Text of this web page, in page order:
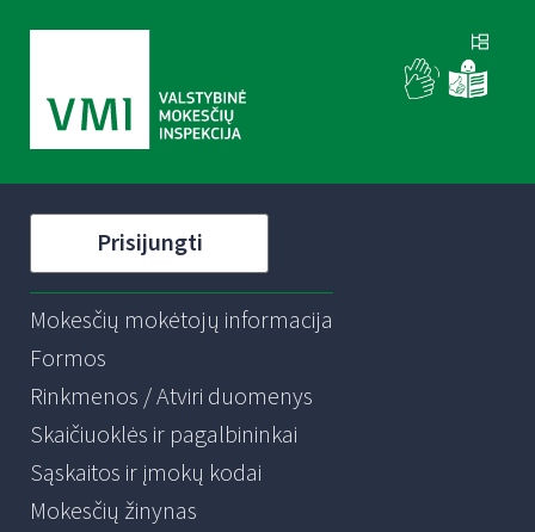
Prisijungti
Mokesčių mokėtojų informacija
Formos
Rinkmenos / Atviri duomenys
Skaičiuoklės ir pagalbininkai
Sąskaitos ir įmokų kodai
Mokesčių žinynas